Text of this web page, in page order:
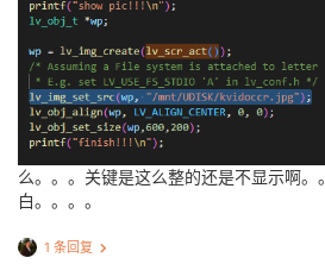
么。。。关键是这么整的还是不显示啊。
白。。。。
1 条回复